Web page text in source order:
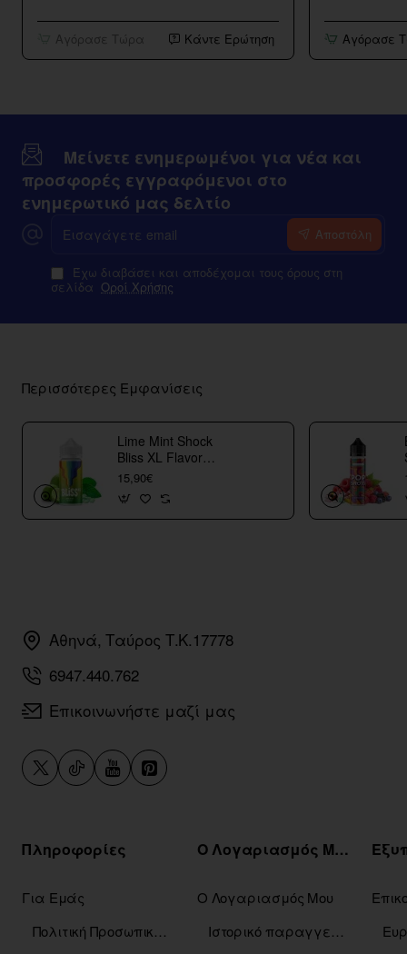
Καλώδιο
Θύρα
Αγόρασε Τώρα Κάντε Ερώτηση
Vape
Αγόρασε
Μείνετε ενημερωμένοι για νέα και
προσφορές εγγραφόμενοι στο
ενημερωτικό μας δελτίο
email
Αποστόλη
Έχω διαβάσει και αποδέχομαι τους όρους στη
σελίδα Οροί Χρήσης
Περισσότερες Εμφανίσεις
Lime Mint Shock
Bliss XL Flavor
Shots
15,90€
Αθηνά, Ταύρος Τ.Κ.17778
6947.440.762
Επικοινωνήστε μαζί μας
Πληροφορίες
Για Εμάς
Πολιτική Προσωπικών Δεδομένων
Ο Λογαριασμός Μου
Ο Λογαριασμός Μου
Ιστορικό παραγγελιών